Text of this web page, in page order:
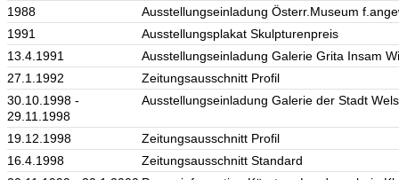
1988
Ausstellungseinladung Österr.Museum
1991
Ausstellungsplakat Skulpturenpreis
13.4.1991
Ausstellungseinladung Galerie Grita Insam
27.1.1992
Zeitungsausschnitt Profil
30.10.1998 -
29.11.1998
Ausstellungseinladung Galerie der Stadt Wels
19.12.1998
Zeitungsausschnitt Profil
16.4.1998
Zeitungsausschnitt Standard